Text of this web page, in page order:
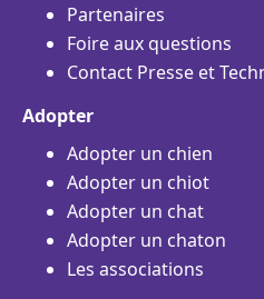
Partenaires
Foire aux questions
Contact Presse et
Adopter
Adopter un chien
Adopter un chiot
Adopter un chat
Adopter un chaton
Les associations